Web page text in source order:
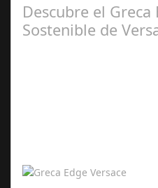
Descubre el Greca
Sostenible de